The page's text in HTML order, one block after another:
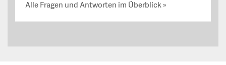
Alle Fragen und Antworten im Überblick